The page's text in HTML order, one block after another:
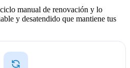
manual de renovación y lo
y desatendido que mantiene tus